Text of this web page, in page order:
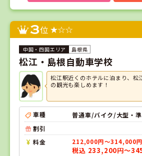
3位
島根県
松江・島根自動車学校
松江駅近くのホテルに泊まり、松
の観光も楽しめます！
車種
普通車/バイク/大型・
割引
料金
212,000円～314,000円
税込 233,200円～